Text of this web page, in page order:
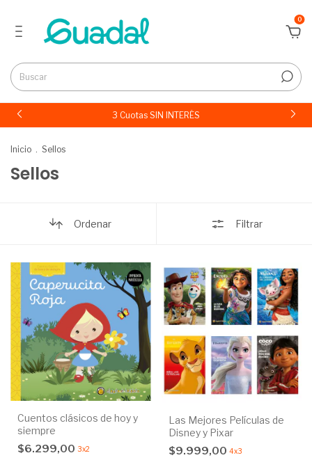
0
3 Cuotas SIN INTERÉS
Inicio . Sellos
Sellos
Ordenar Filtrar
Cuentos clásicos de hoy y
siempre
$6.299,00 3x2
Las Mejores Películas de
Disney y Pixar
$9.999,00 4x3